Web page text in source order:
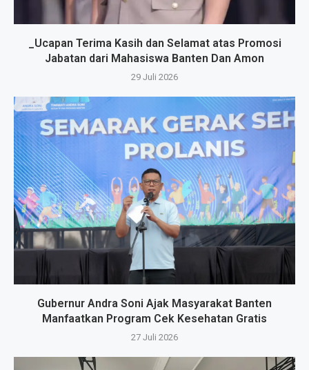
_Ucapan Terima Kasih dan Selamat atas Promosi
Jabatan dari Mahasiswa Banten Dan Amon
29 Juli 2026
Gubernur Andra Soni Ajak Masyarakat Banten
Manfaatkan Program Cek Kesehatan Gratis
27 Juli 2026